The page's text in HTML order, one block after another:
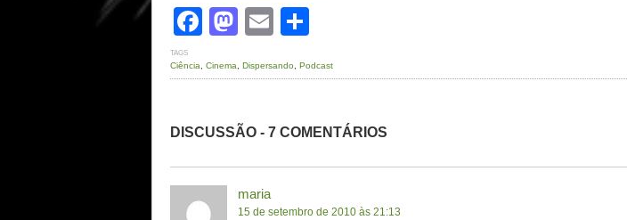
Facebook
Mastodon
Email
TAGS
Ciência Cinema Dispersando Podcast
DISCUSSÃO - 7 COMENTÁRIOS
maria
15 de setembro de 2010 às 21:13